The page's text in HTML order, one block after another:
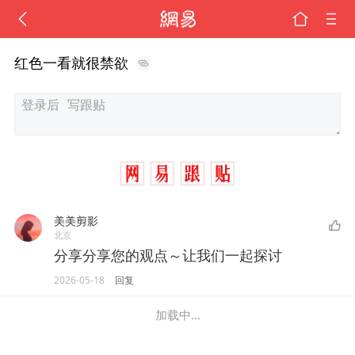
红色一看就很禁欲
美美剪影
北京
分享分享您的观点～让我们一起探讨
2026-05-18 回复
加载中...